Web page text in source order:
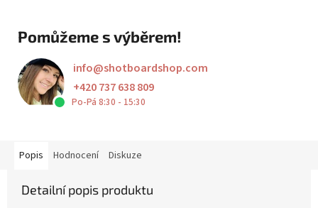
Pomůžeme s výběrem!
info@shotboardshop.com
+420 737 638 809
Po-Pá 8:30 - 15:30
Popis Hodnocení Diskuze
Detailní popis produktu